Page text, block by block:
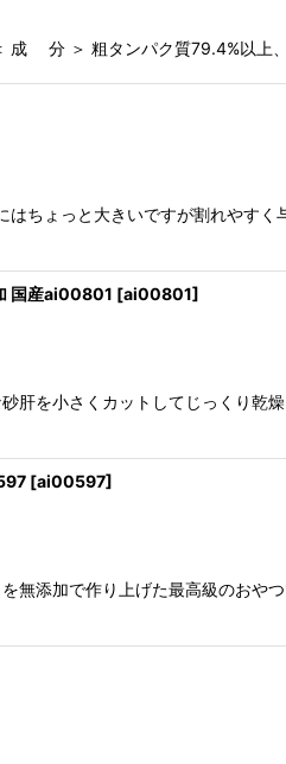
成 分 ＞ 粗タンパク質79.4%以上
ちょっと大きいですが割れやす
国産ai00801 [ai00801]
肝を小さくカットしてじっくり乾
[ai00597]
無添加で作り上げた最高級のおや